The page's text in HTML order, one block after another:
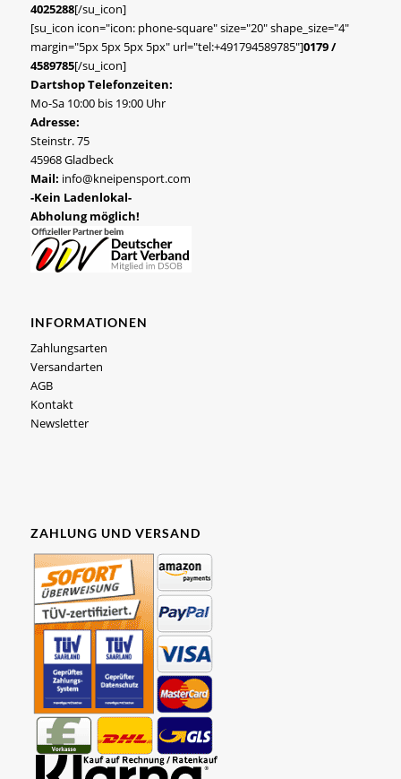
4025288[/su_icon]
[su_icon icon="icon: phone-square" size="20" shape_size="4"
margin="5px 5px 5px 5px" url="tel:+491794589785"]0179 /
4589785[/su_icon]
Dartshop Telefonzeiten:
Mo-Sa 10:00 bis 19:00 Uhr
Adresse:
Steinstr. 75
45968 Gladbeck
Mail: info@kneipensport.com
-Kein Ladenlokal-
Abholung möglich!
INFORMATIONEN
Zahlungsarten
Versandarten
AGB
Kontakt
Newsletter
ZAHLUNG UND VERSAND